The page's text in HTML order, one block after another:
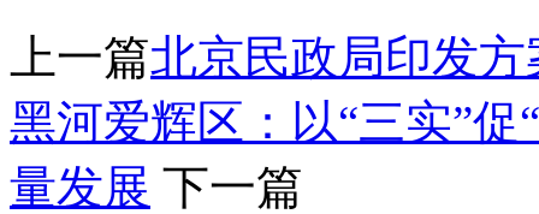
上一篇北京民政局印发
黑河爱辉区：以“三实”
量发展 下一篇